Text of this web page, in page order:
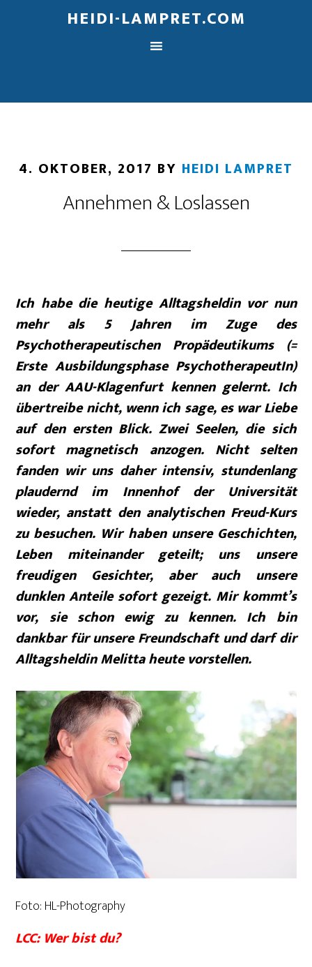
HEIDI-LAMPRET.COM
4. OKTOBER, 2017 BY HEIDI LAMPRET
Annehmen & Loslassen
Ich habe die heutige Alltagsheldin vor nun
mehr als 5 Jahren im Zuge des
Psychotherapeutischen Propädeutikums (=
Erste Ausbildungsphase PsychotherapeutIn)
an der AAU-Klagenfurt kennen gelernt. Ich
übertreibe nicht, wenn ich sage, es war Liebe
auf den ersten Blick. Zwei Seelen, die sich
sofort magnetisch anzogen. Nicht selten
fanden wir uns daher intensiv, stundenlang
plaudernd im Innenhof der Universität
wieder, anstatt den analytischen Freud-Kurs
zu besuchen. Wir haben unsere Geschichten,
Leben miteinander geteilt; uns unsere
freudigen Gesichter, aber auch unsere
dunklen Anteile sofort gezeigt. Mir kommt’s
vor, sie schon ewig zu kennen. Ich bin
dankbar für unsere Freundschaft und darf dir
Alltagsheldin Melitta heute vorstellen.
Foto: HL-Photography
LCC: Wer bist du?